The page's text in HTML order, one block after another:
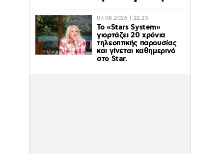
07.08.2026 | 22:23
Το «Stars System»
γιορτάζει 20 χρόνια
τηλεοπτικής παρουσίας
και γίνεται καθημερινό
στο Star.